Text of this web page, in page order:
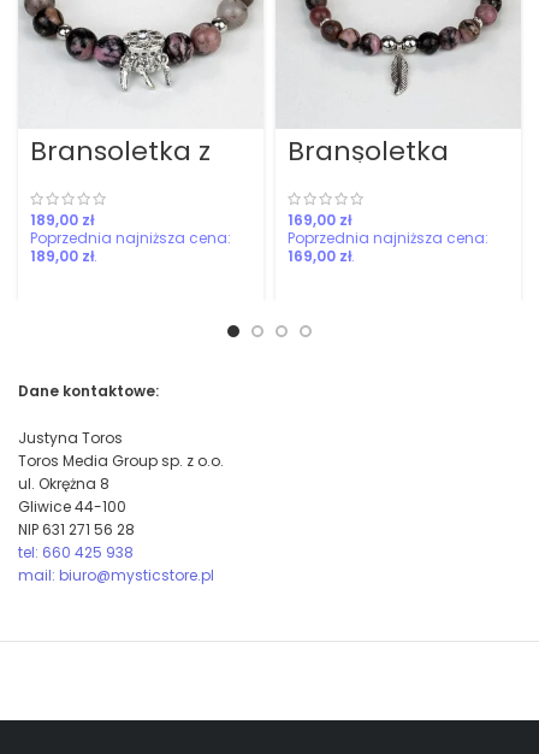
Bransoletka z
rodonitem
zł
189,00 zł
Bransoletka
radości
zł
169,00 zł
Dane kontaktowe:
Justyna Toros
Toros Media Group sp. z o.o.
ul. Okrężna 8
Gliwice 44-100
NIP 631 271 56 28
tel: 660 425 938
mail: biuro@mysticstore.pl